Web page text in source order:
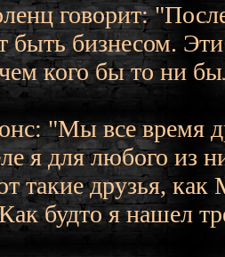
говорит: "После
быть бизнесом.
кого бы то ни
"Мы все время
я для любого из
такие друзья,
будто я нашел